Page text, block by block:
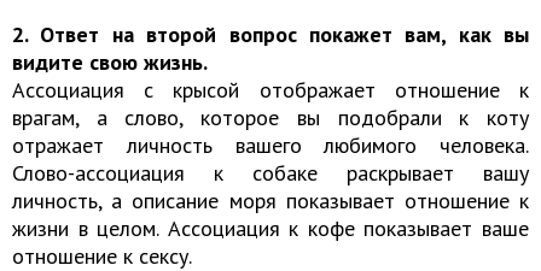
2. Ответ на второй вопрос покажет вам, как вы
видите свою жизнь.
Ассоциация с крысой отображает отношение к
врагам, а слово, которое вы подобрали к коту
отражает личность вашего любимого человека.
Слово-ассоциация к собаке раскрывает вашу
личность, а описание моря показывает отношение к
жизни в целом. Ассоциация к кофе показывает ваше
отношение к сексу.